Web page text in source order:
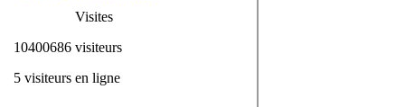
Visites
10400686 visiteurs
5 visiteurs en ligne